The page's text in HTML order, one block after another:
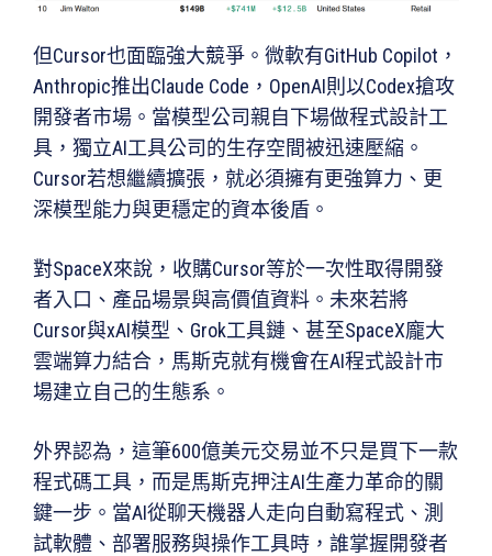
但Cursor也面臨強大競爭。微軟有GitHub Copilot，
Anthropic推出Claude Code，OpenAI則以Codex搶攻
開發者市場。當模型公司親自下場做程式設計工
具，獨立AI工具公司的生存空間被迅速壓縮。
Cursor若想繼續擴張，就必須擁有更強算力、更
深模型能力與更穩定的資本後盾。
對SpaceX來說，收購Cursor等於一次性取得開發
者入口、產品場景與高價值資料。未來若將
Cursor與xAI模型、Grok工具鏈、甚至SpaceX龐大
雲端算力結合，馬斯克就有機會在AI程式設計市
場建立自己的生態系。
外界認為，這筆600億美元交易並不只是買下一款
程式碼工具，而是馬斯克押注AI生產力革命的關
鍵一步。當AI從聊天機器人走向自動寫程式、測
試軟體、部署服務與操作工具時，誰掌握開發者